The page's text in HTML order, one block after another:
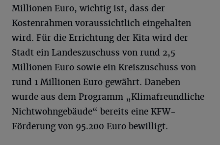
Millionen Euro, wichtig ist, dass der
Kostenrahmen voraussichtlich eingehalten
wird. Für die Errichtung der Kita wird der
Stadt ein Landeszuschuss von rund 2,5
Millionen Euro sowie ein Kreiszuschuss von
rund 1 Millionen Euro gewährt. Daneben
wurde aus dem Programm „Klimafreundliche
Nichtwohngebäude“ bereits eine KFW-
Förderung von 95.200 Euro bewilligt.